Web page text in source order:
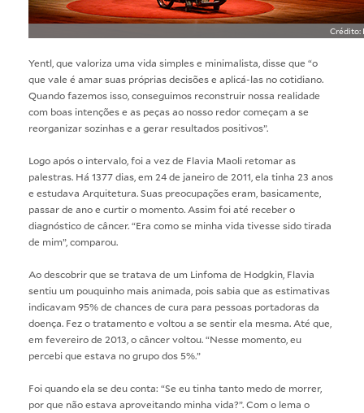
Crédito:
Yentl, que valoriza uma vida simples e minimalista, disse que “o
que vale é amar suas próprias decisões e aplicá-las no cotidiano.
Quando fazemos isso, conseguimos reconstruir nossa realidade
com boas intenções e as peças ao nosso redor começam a se
reorganizar sozinhas e a gerar resultados positivos”.
Logo após o intervalo, foi a vez de Flavia Maoli retomar as
palestras. Há 1377 dias, em 24 de janeiro de 2011, ela tinha 23 anos
e estudava Arquitetura. Suas preocupações eram, basicamente,
passar de ano e curtir o momento. Assim foi até receber o
diagnóstico de câncer. “Era como se minha vida tivesse sido tirada
de mim”, comparou.
Ao descobrir que se tratava de um Linfoma de Hodgkin, Flavia
sentiu um pouquinho mais animada, pois sabia que as estimativas
indicavam 95% de chances de cura para pessoas portadoras da
doença. Fez o tratamento e voltou a se sentir ela mesma. Até que,
em fevereiro de 2013, o câncer voltou. “Nesse momento, eu
percebi que estava no grupo dos 5%.”
Foi quando ela se deu conta: “Se eu tinha tanto medo de morrer,
por que não estava aproveitando minha vida?”. Com o lema o